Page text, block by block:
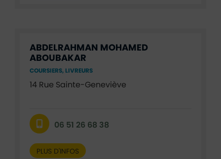
ABDELRAHMAN MOHAMED
ABOUBAKAR
COURSIERS, LIVREURS
14 Rue Sainte-Geneviève
06 51 26 68 38
PLUS D'INFOS